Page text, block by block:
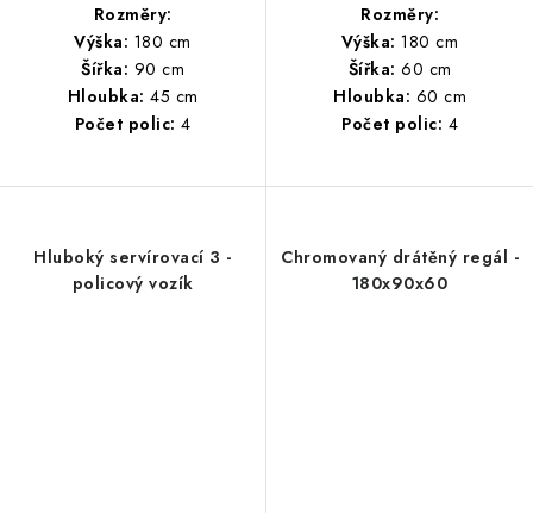
Rozměry:
Výška: 180 cm
Šířka: 90 cm
Hloubka: 45 cm
Počet polic: 4
Rozměry:
Výška: 180 cm
Šířka: 60 cm
Hloubka: 60 cm
Počet polic: 4
Hluboký servírovací 3 -
policový vozík
Chromovaný drátěný regál -
180x90x60